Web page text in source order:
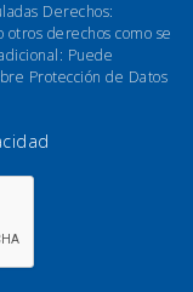
Derechos:
derechos como se
Puede
Protección de Datos